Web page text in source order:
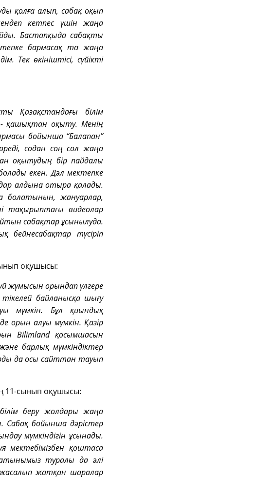
қолға алып, сабақ оқып
кетпес үшін жаңа
Бастапқыда сабақты
бармасақ та жаңа
Тек өкініштісі, сүйікті
Қазақстандағы білім
- қашықтан оқыту. Менің
бойынша “Балапан”
содан соң сол жаңа
оқытудың бір пайдалы
екен. Дәл мектепке
алдына отыра қалады.
болатынын, жануарлар,
тақырыптағы видеолар
сабақтар ұсынылуда.
түсіріп
оқушысы:
жұмысын орындап үлгере
байланысқа шығу
мүмкін. Бұл қиындық
орын алуы мүмкін. Қазір
Bilimland қосымшасын
барлық мүмкіндіктер
да осы сайттан тауып
11-сынып оқушысы:
беру жолдары жаңа
Сабақ бойынша дәрістер
мүмкіндігін ұсынады.
мектебімізбен қоштаса
туралы да әлі
жасалып жатқан шаралар